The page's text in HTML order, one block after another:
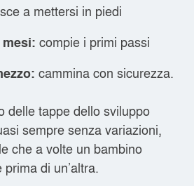
a mettersi in piedi
mesi: compie i primi passi
cammina con sicurezza.
delle tappe dello sviluppo
sempre senza variazioni,
che a volte un bambino
di un’altra.